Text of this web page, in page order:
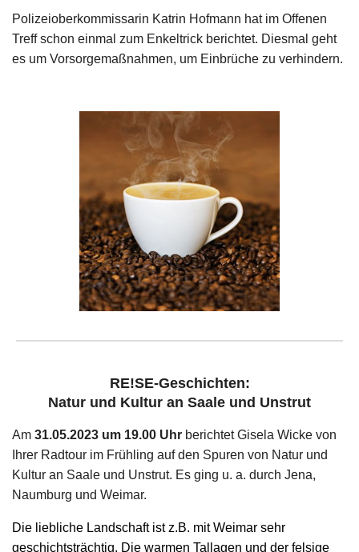
Polizeioberkommissarin Katrin Hofmann hat im Offenen
Treff schon einmal zum Enkeltrick berichtet. Diesmal geht
es um Vorsorgemaßnahmen, um Einbrüche zu verhindern.
RE!SE-Geschichten:
Natur und Kultur an Saale und Unstrut
Am 31.05.2023 um 19.00 Uhr berichtet Gisela Wicke von
Ihrer Radtour im Frühling auf den Spuren von Natur und
Kultur an Saale und Unstrut. Es ging u. a. durch Jena,
Naumburg und Weimar.
Die liebliche Landschaft ist z.B. mit Weimar sehr
geschichtsträchtig. Die warmen Tallagen und der felsige